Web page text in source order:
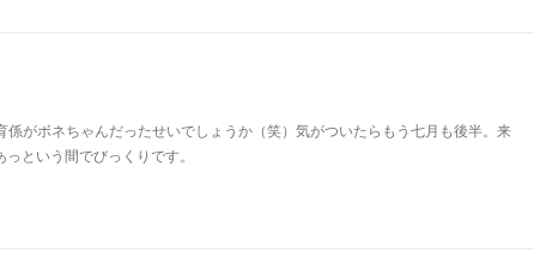
がボネちゃんだったせいでしょうか（笑）気がついたらもう七月も後半。来
という間でびっくりです。